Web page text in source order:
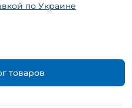
по Украине
товаров